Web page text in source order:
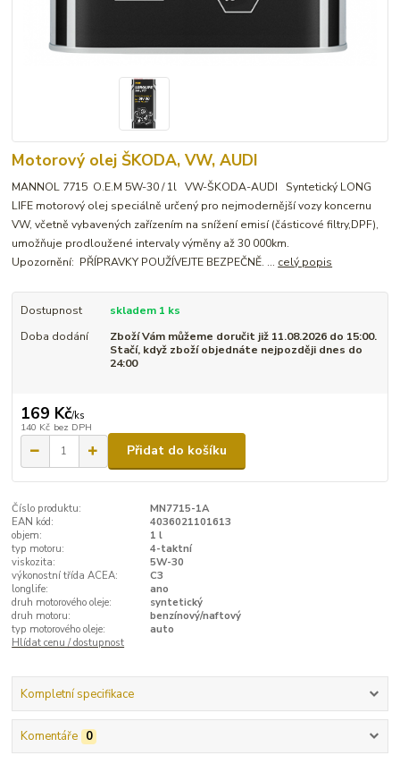
Motorový olej ŠKODA, VW, AUDI
MANNOL 7715 O.E.M 5W-30 / 1l VW-ŠKODA-AUDI Syntetický LONG
LIFE motorový olej speciálně určený pro nejmodernější vozy koncernu
VW, včetně vybavených zařízením na snížení emisí (částicové filtry,DPF),
umožňuje prodloužené intervaly výměny až 30 000km.
Upozornění: PŘÍPRAVKY POUŽÍVEJTE BEZPEČNĚ. ... celý popis
Dostupnost
skladem 1 ks
Doba dodání
Zboží Vám můžeme doručit již 11.08.2026 do 15:00.
Stačí, když zboží objednáte nejpozději dnes do
24:00
169 Kč/ks
140 Kč bez DPH
Přidat do košíku
Číslo produktu:
MN7715-1A
EAN kód:
4036021101613
objem:
1 l
typ motoru:
4-taktní
viskozita:
5W-30
výkonostní třída ACEA:
C3
longlife:
ano
druh motorového oleje:
syntetický
druh motoru:
benzínový/naftový
typ motorového oleje:
auto
Hlídat cenu / dostupnost
Kompletní specifikace
Komentáře 0